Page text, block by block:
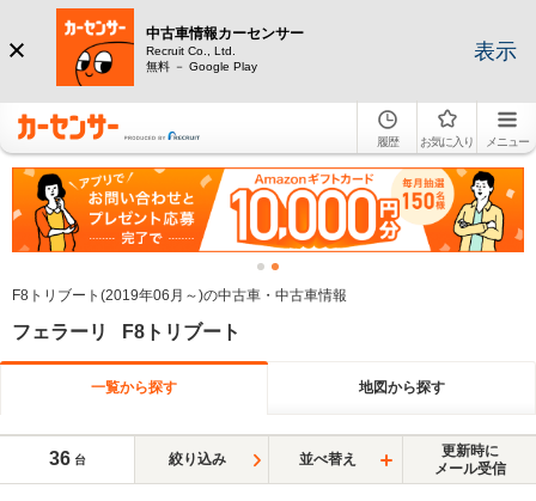
中古車情報カーセンサー
Recruit Co., Ltd.
無料 － Google Play
表示
履歴 お気に入り メニュー
F8トリブート(2019年06月～)の中古車・中古車情報
フェラーリ F8トリブート
一覧から探す 地図から探す
36 台 絞り込み 並べ替え
更新時に
メール受信